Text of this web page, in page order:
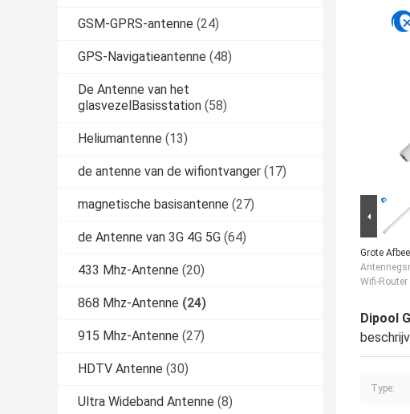
GSM-GPRS-antenne (24)
GPS-Navigatieantenne (48)
De Antenne van het
glasvezelBasisstation (58)
Heliumantenne (13)
de antenne van de wifiontvanger (17)
magnetische basisantenne (27)
de Antenne van 3G 4G 5G (64)
433 Mhz-Antenne (20)
868 Mhz-Antenne (24)
915 Mhz-Antenne (27)
HDTV Antenne (30)
Ultra Wideband Antenne (8)
Grote
Wifi-Router
Dipool
Type: